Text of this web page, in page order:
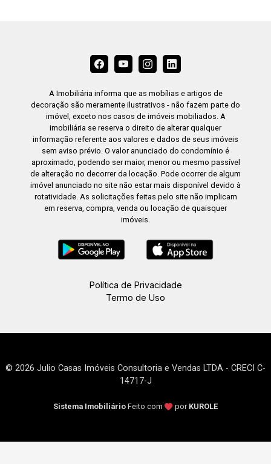
A Imobiliária informa que as mobílias e artigos de
decoração são meramente ilustrativos - não fazem parte do
imóvel, exceto nos casos de imóveis mobiliados. A
imobiliária se reserva o direito de alterar qualquer
informação referente aos valores e dados de seus imóveis
sem aviso prévio. O valor anunciado do condomínio é
aproximado, podendo ser maior, menor ou mesmo passível
de alteração no decorrer da locação. Pode ocorrer de algum
imóvel anunciado no site não estar mais disponível devido à
rotatividade. As solicitações feitas pelo site não implicam
em reserva, compra, venda ou locação de quaisquer
imóveis.
Política de Privacidade
Termo de Uso
© 2026 Julio Casas Imóveis Consultoria e Vendas LTDA - CRECI C-
14717-J
Sistema Imobiliário Feito com por KUROLE